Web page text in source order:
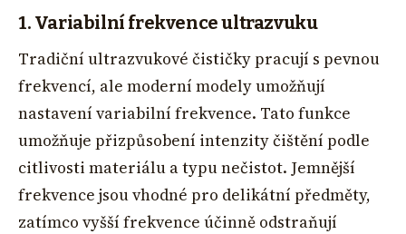
1. Variabilní frekvence ultrazvuku
Tradiční ultrazvukové čističky pracují s pevnou
frekvencí, ale moderní modely umožňují
nastavení variabilní frekvence. Tato funkce
umožňuje přizpůsobení intenzity čištění podle
citlivosti materiálu a typu nečistot. Jemnější
frekvence jsou vhodné pro delikátní předměty,
zatímco vyšší frekvence účinně odstraňují